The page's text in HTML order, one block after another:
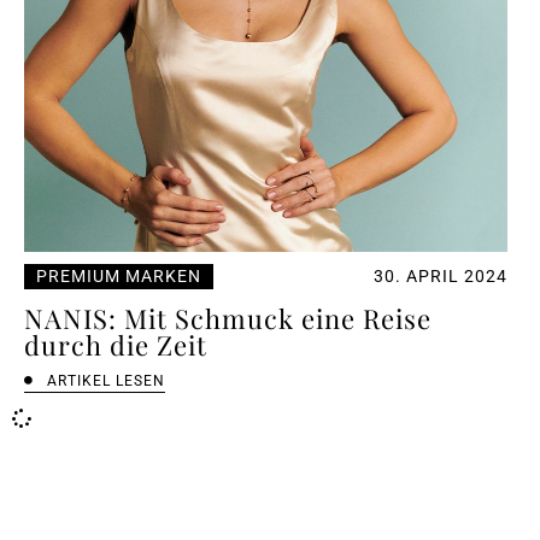
PREMIUM MARKEN 30. APRIL 2024
NANIS: Mit Schmuck eine Reise
durch die Zeit
ARTIKEL LESEN